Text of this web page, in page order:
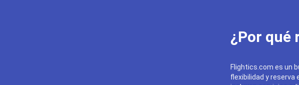
¿Por qué
Flightics.com es un
flexibilidad y reserva